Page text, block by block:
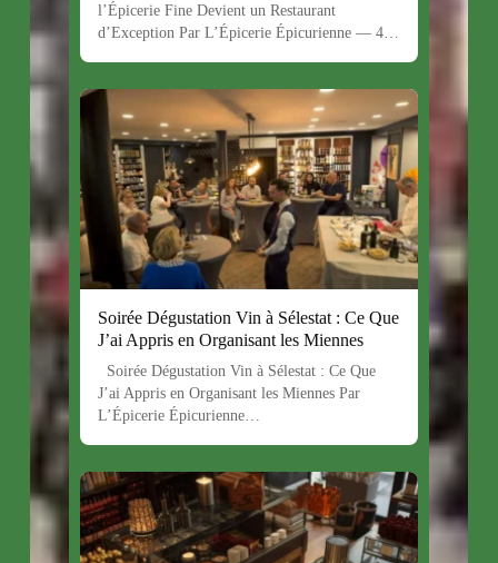
l’Épicerie Fine Devient un Restaurant
d’Exception Par L’Épicerie Épicurienne — 4…
Soirée Dégustation Vin à Sélestat : Ce Que
J’ai Appris en Organisant les Miennes
Soirée Dégustation Vin à Sélestat : Ce Que
J’ai Appris en Organisant les Miennes Par
L’Épicerie Épicurienne…